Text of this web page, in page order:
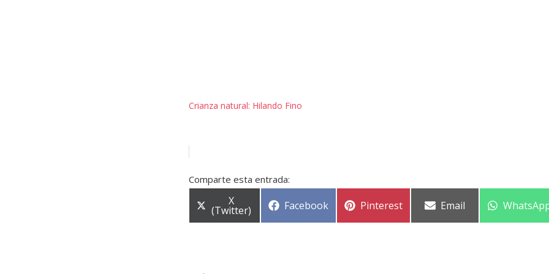
Crianza natural: Hilando Fino
Comparte esta entrada:
X
(Twitter) Facebook Pinterest Email